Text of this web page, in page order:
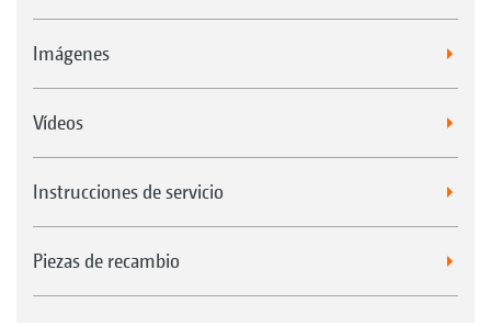
Imágenes
Vídeos
Instrucciones de servicio
Piezas de recambio